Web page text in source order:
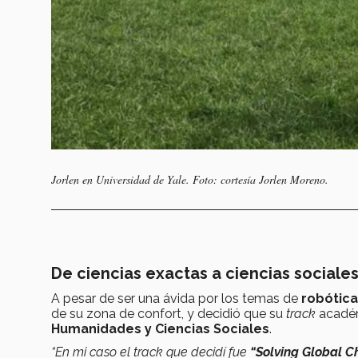
Jorlen en Universidad de Yale. Foto: cortesía Jorlen Moreno.
De ciencias exactas a ciencias
A pesar de ser una ávida por los temas de robótica
de su zona de confort, y decidió que su track
Humanidades y Ciencias Sociales.
“En mi caso el track que decidí fue “Solving Global